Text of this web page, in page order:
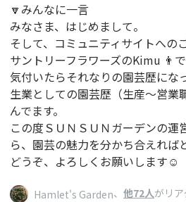
🔽みんなに一言
みなさま、はじめまして。
そして、コミュニティサイトへの
サントリーフラワーズのKimu 👨で
気付いたらそれなりの園芸歴にな
生業としての園芸歴（生産～営業
んでます。
この度ＳＵＮＳＵＮガーデンの
ら、園芸の魅力を分かち合えれば
どうぞ、よろしくお願いします☺️
Hamlet's Garden、 他72人がリ